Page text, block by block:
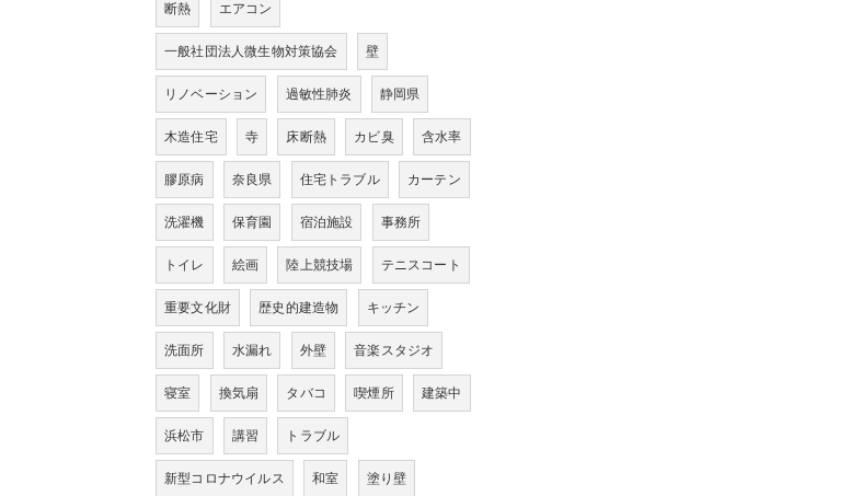
断熱 エアコン
一般社団法人微生物対策協会 壁
リノベーション 過敏性肺炎 静岡県
木造住宅 寺 床断熱 カビ臭 含水率
膠原病 奈良県 住宅トラブル カーテン
洗濯機 保育園 宿泊施設 事務所
トイレ 絵画 陸上競技場 テニスコート
重要文化財 歴史的建造物 キッチン
洗面所 水漏れ 外壁 音楽スタジオ
寝室 換気扇 タバコ 喫煙所 建築中
浜松市 講習 トラブル
新型コロナウイルス 和室 塗り壁